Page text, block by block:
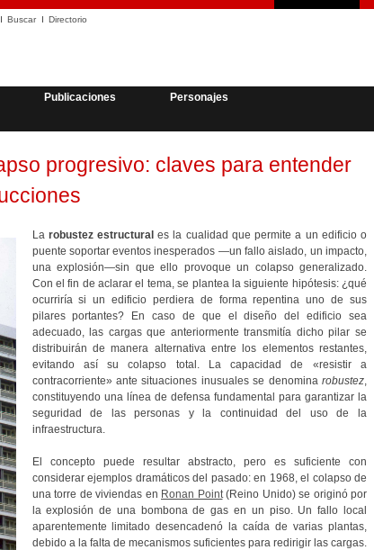
Buscar Directorio
Publicaciones
Personajes
progresivo: claves para entender
La robustez estructural es la cualidad que permite a un edificio o
puente soportar eventos inesperados —un fallo aislado, un impacto,
una explosión—sin que ello provoque un colapso generalizado.
Con el fin de aclarar el tema, se plantea la siguiente hipótesis: ¿qué
ocurriría si un edificio perdiera de forma repentina uno de sus
pilares portantes? En caso de que el diseño del edificio sea
adecuado, las cargas que anteriormente transmitía dicho pilar se
distribuirán de manera alternativa entre los elementos restantes,
evitando así su colapso total. La capacidad de «resistir a
contracorriente» ante situaciones inusuales se denomina robustez,
constituyendo una línea de defensa fundamental para garantizar la
seguridad de las personas y la continuidad del uso de la
infraestructura.
El concepto puede resultar abstracto, pero es suficiente con
considerar ejemplos dramáticos del pasado: en 1968, el colapso de
una torre de viviendas en Ronan Point(Reino Unido) se originó por
la explosión de una bombona de gas en un piso. Un fallo local
aparentemente limitado desencadenó la caída de varias plantas,
debido a la falta de mecanismos suficientes para redirigir las cargas.